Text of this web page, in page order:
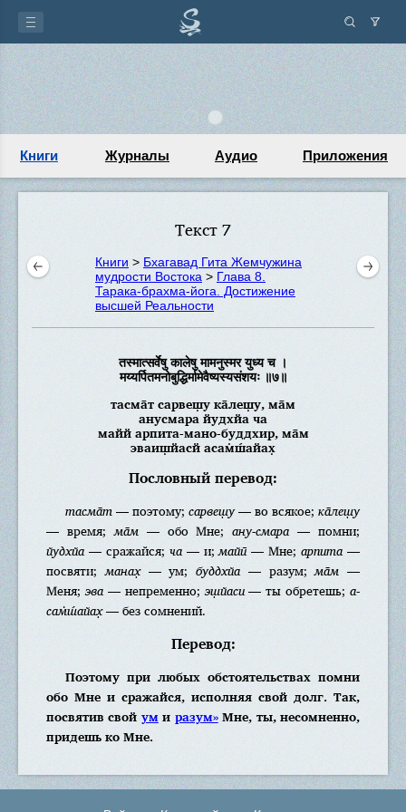
Книги Журналы Аудио Приложения
Текст 7
Книги > Бхагавад Гита Жемчужина
мудрости Востока > Глава 8.
Тарака-брахма-йога. Достижение
высшей Реальности
तस्मात्सर्वेषु कालेषु मामनुस्मर युध्य च ।
मय्यर्पितमनोबुद्धिर्मामेवैष्यस्यसंशयः ॥७॥
тасма̄т сарвеш̣у ка̄леш̣у, ма̄м
анусмара йудхйа ча
майй арпита-мано-буддхир, ма̄м
эваиш̣йасй асам̇ш́айах̣
Пословный перевод:
тасма̄т— поэтому; сарвеш̣у— во всякое; ка̄леш̣у
— время;ма̄м— обо Мне;ану-смара— помни;
йудхйа— сражайся; ча— и;майӣ— Мне;арпита—
посвяти;манах̣— ум; буддхйа— разум;ма̄м —
Меня;эва— непременно;эш̣йаси— ты обретешь; а-
сам̇ш́айах̣— без сомнений.
Перевод:
Поэтому при любых обстоятельствах помни
обо Мне и сражайся, исполняя свой долг. Так,
посвятив свой уми разум»Мне, ты, несомненно,
придешь ко Мне.